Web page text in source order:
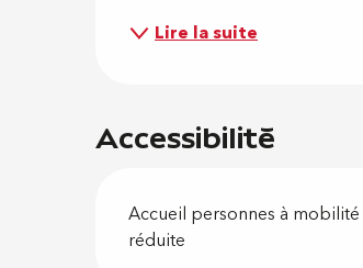
Lire la suite
Accessibilité
Accueil personnes à mobilité
réduite